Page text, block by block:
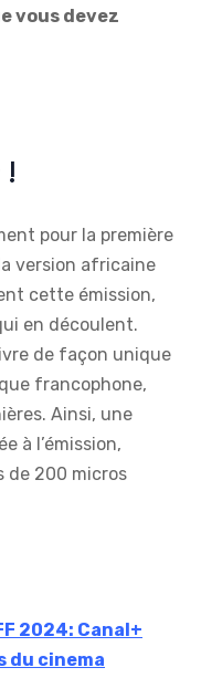
vous devez
!
pour la première
version africaine
cette émission,
en découlent.
de façon unique
francophone,
Ainsi, une
à l’émission,
de 200 micros
2024: Canal+
du cinema